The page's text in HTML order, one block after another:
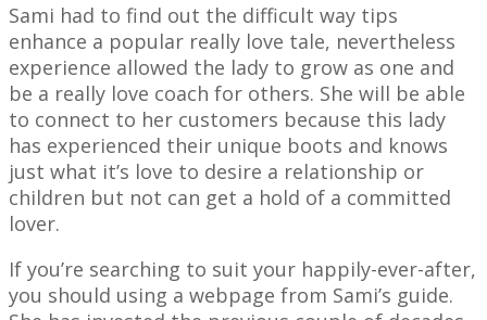
Sami had to find out the difficult way tips
enhance a popular really love tale, nevertheless
experience allowed the lady to grow as one and
be a really love coach for others. She will be able
to connect to her customers because this lady
has experienced their unique boots and knows
just what it’s love to desire a relationship or
children but not can get a hold of a committed
lover.
If you’re searching to suit your happily-ever-after,
you should using a webpage from Sami’s guide.